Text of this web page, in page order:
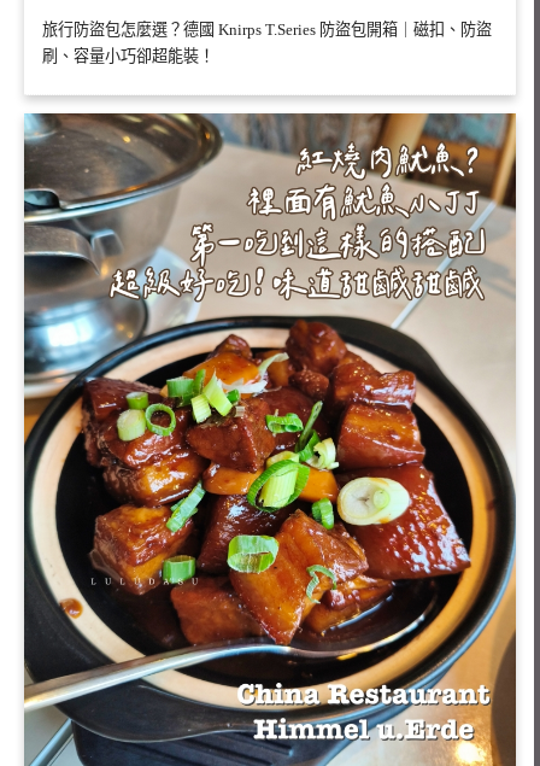
旅行防盜包怎麼選？德國 Knirps T.Series 防盜包開箱｜磁扣、防盜
刷、容量小巧卻超能裝！